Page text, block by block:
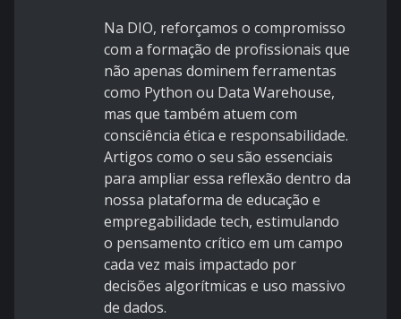
Na DIO, reforçamos o compromisso
com a formação de profissionais que
não apenas dominem ferramentas
como Python ou Data Warehouse,
mas que também atuem com
consciência ética e responsabilidade.
Artigos como o seu são essenciais
para ampliar essa reflexão dentro da
nossa plataforma de educação e
empregabilidade tech, estimulando
o pensamento crítico em um campo
cada vez mais impactado por
decisões algorítmicas e uso massivo
de dados.